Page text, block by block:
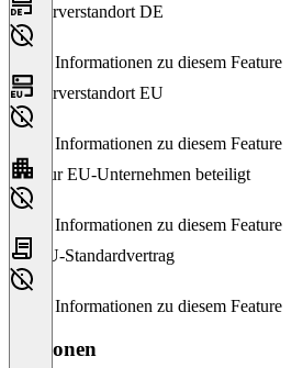
Serverstandort DE
Keine Informationen zu diesem Feature
Serverstandort EU
Keine Informationen zu diesem Feature
Nur EU-Unternehmen beteiligt
Keine Informationen zu diesem Feature
EU-Standardvertrag
Keine Informationen zu diesem Feature
Versionen